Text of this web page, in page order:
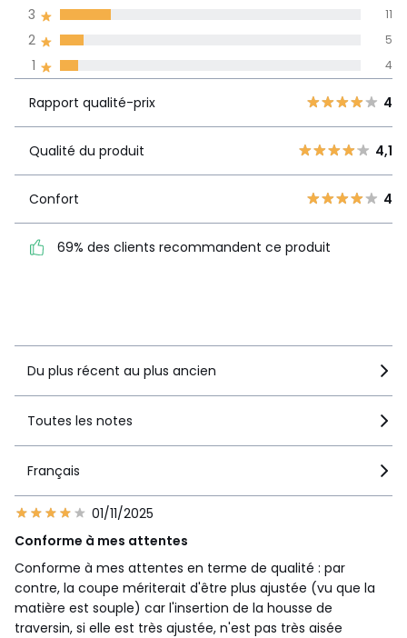
1
3
4
produit
4,1
Confort
4
69% des clients
1 4
2 5
3 11
Rapport qualité-prix 4
Qualité du produit 4,1
Confort 4
69% des clients recommandent ce produit
Du plus récent au plus ancien
Toutes les notes
Français
01/11/2025
Conforme à mes attentes
Conforme à mes attentes en terme de qualité : par
contre, la coupe mériterait d'être plus ajustée (vu que la
matière est souple) car l'insertion de la housse de
traversin, si elle est très ajustée, n'est pas très aisée